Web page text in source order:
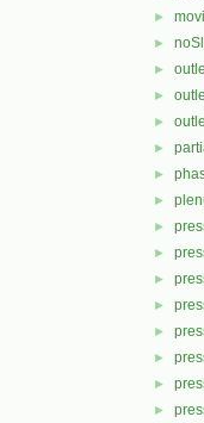
►
►
►
►
►
►
►
►
►
►
►
►
►
►
►
►